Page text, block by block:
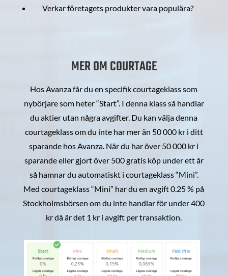
Verkar företagets produkter vara populära?
MER OM COURTAGE
Hos Avanza får du en specifik courtageklass som
nybörjare som heter “Start”. I denna klass så handlar
du aktier utan några avgifter. Du kan välja denna
courtageklass om du inte har mer än 50 000 kr i ditt
sparande hos Avanza. När du har över 50 000 kr i
sparande eller gjort över 500 gratis köp under ett år
så hamnar du automatiskt i courtageklass “Mini”.
Med courtageklass “Mini” har du en avgift 0.25 % på
Stockholmsbörsen om du inte handlar för under 400
kr då är det 1 kr i avgift per transaktion.